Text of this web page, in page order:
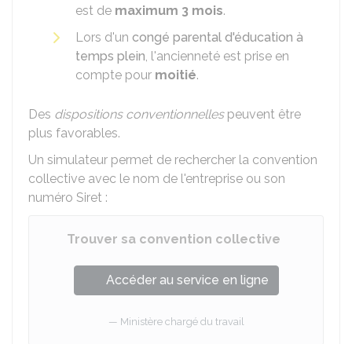
est de maximum 3 mois.
Lors d'un congé parental d'éducation à
temps plein, l'ancienneté est prise en
compte pour moitié.
Des dispositions conventionnellespeuvent être
plus favorables.
Un simulateur permet de rechercher la convention
collective avec le nom de l'entreprise ou son
numéro Siret :
Trouver sa convention collective
Accéder au service en ligne
Ministère chargé du travail